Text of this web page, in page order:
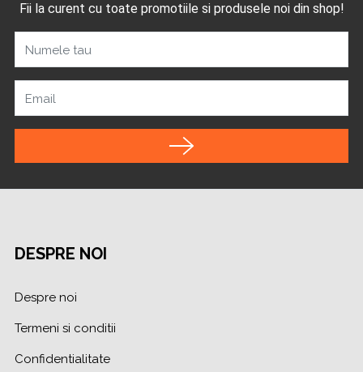
Fii la curent cu toate promotiile si produsele noi din shop!
Numele tau
Email
DESPRE NOI
Despre noi
Termeni si conditii
Confidentialitate